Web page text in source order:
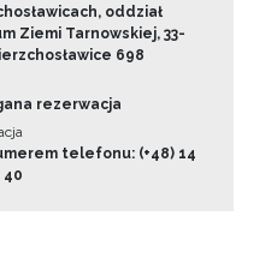
oddział
Ziemi Tarnowskiej, 33-
698
rezerwacja
telefonu: (+48) 14
40